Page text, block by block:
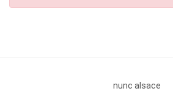
nunc alsace